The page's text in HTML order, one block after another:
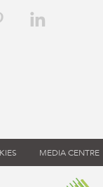
MEDIA CENTRE